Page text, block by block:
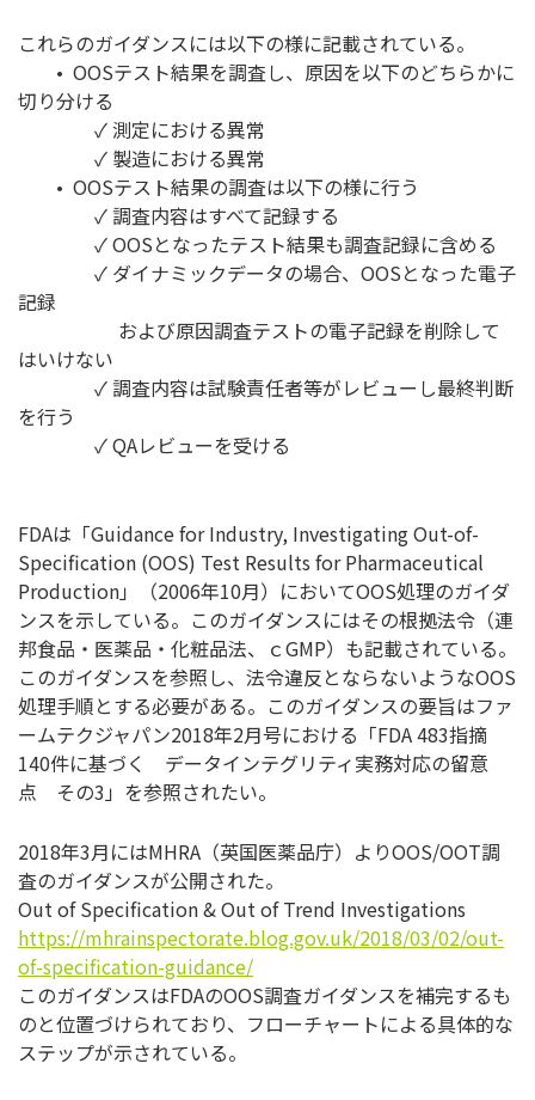
これらのガイダンスには以下の様に記載されている。
• OOSテスト結果を調査し、原因を以下のどちらかに
切り分ける
✓ 測定における異常
✓ 製造における異常
• OOSテスト結果の調査は以下の様に行う
✓ 調査内容はすべて記録する
✓ OOSとなったテスト結果も調査記録に含める
✓ ダイナミックデータの場合、OOSとなった電子
記録
​​​​​​​ および原因調査テストの電子記録を削除して
はいけない
✓ 調査内容は試験責任者等がレビューし最終判断
を行う
✓ QAレビューを受ける
FDAは「Guidance for Industry, Investigating Out-of-
Specification (OOS) Test Results for Pharmaceutical
Production」（2006年10月）においてOOS処理のガイダ
ンスを示している。このガイダンスにはその根拠法令（連
邦食品・医薬品・化粧品法、ｃGMP）も記載されている。
このガイダンスを参照し、法令違反とならないようなOOS
処理手順とする必要がある。このガイダンスの要旨はファ
ームテクジャパン2018年2月号における「FDA 483指摘
140件に基づく データインテグリティ実務対応の留意
点 その3」を参照されたい。
2018年3月にはMHRA（英国医薬品庁）よりOOS/OOT調
査のガイダンスが公開された。
Out of Specification & Out of Trend Investigations
https://mhrainspectorate.blog.gov.uk/2018/03/02/out-
of-specification-guidance/
このガイダンスはFDAのOOS調査ガイダンスを補完するも
のと位置づけられており、フローチャートによる具体的な
ステップが示されている。